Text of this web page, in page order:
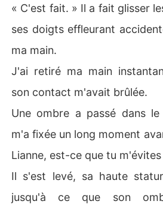
« C'est fait. » Il a fait glisser
ses doigts effleurant
ma main.
J'ai retiré ma main
son contact m'avait brûlée.
Une ombre a passé dans
m'a fixée un long moment
Lianne, est-ce que tu m'évites
Il s'est levé, sa haute
jusqu'à ce que son